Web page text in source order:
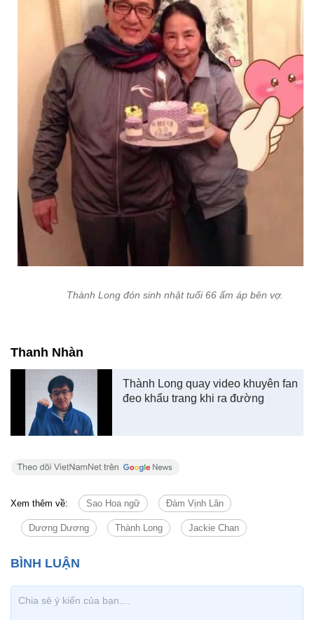
Thành Long đón sinh nhật tuổi 66 ấm áp bên vợ.
Thanh Nhàn
Thành Long quay video khuyên fan
đeo khẩu trang khi ra đường
Xem thêm về: Sao Hoa ngữ Đàm Vịnh Lân
Dương Dương Thành Long Jackie Chan